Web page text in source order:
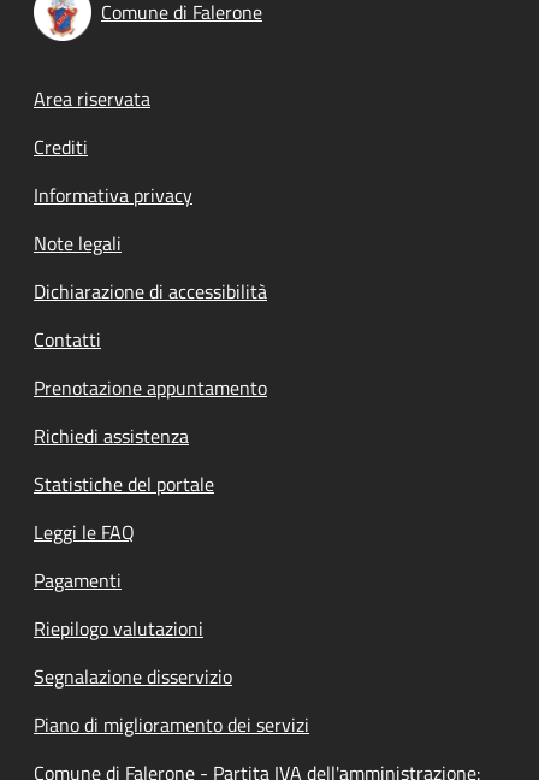
Comune di Falerone
Footer menu
Area riservata
Crediti
Informativa privacy
Note legali
Dichiarazione di accessibilità
Contatti
Prenotazione appuntamento
Richiedi assistenza
Statistiche del portale
Leggi le FAQ
Pagamenti
Riepilogo valutazioni
Segnalazione disservizio
Piano di miglioramento dei servizi
Comune di Falerone - Partita IVA dell'amministrazione: